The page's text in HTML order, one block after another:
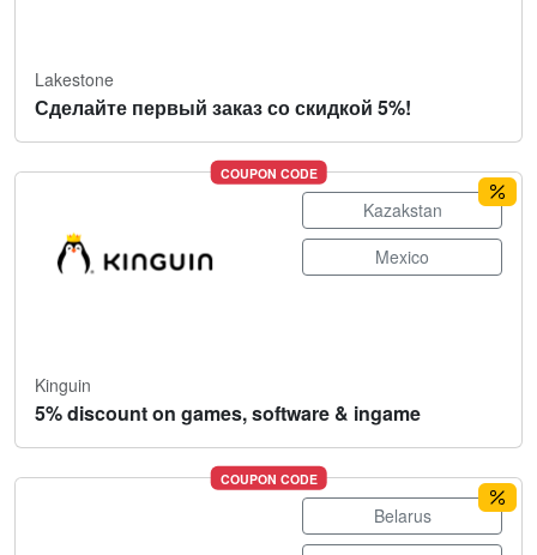
Lakestone
Сделайте первый заказ со скидкой 5%!
COUPON CODE
Kazakstan
Mexico
Kinguin
5% discount on games, software & ingame
COUPON CODE
Belarus